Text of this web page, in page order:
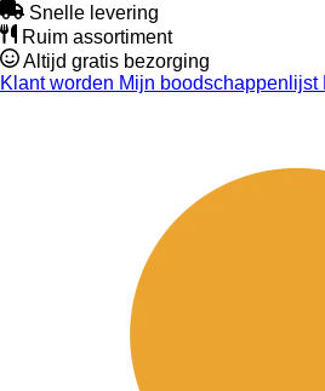
Snelle levering
Ruim assortiment
Altijd gratis bezorging
Klant worden Mijn boodschappenlijst